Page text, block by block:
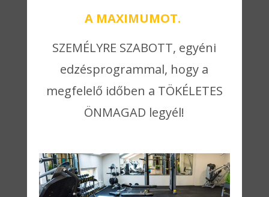
A MAXIMUMOT.
SZEMÉLYRE SZABOTT, egyéni
edzésprogrammal, hogy a
megfelelő időben a TÖKÉLETES
ÖNMAGAD legyél!